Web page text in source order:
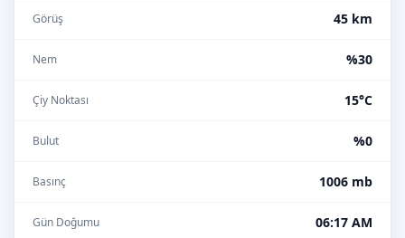
Görüş 45 km
Nem %30
Çiy Noktası 15°C
Bulut %0
Basınç 1006 mb
Gün Doğumu 06:17 AM